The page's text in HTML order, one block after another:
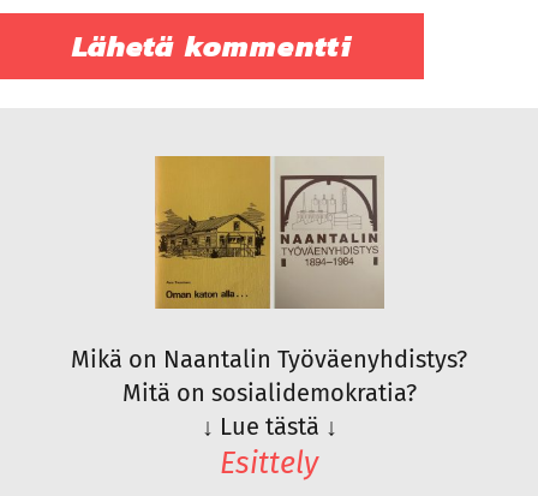
Mikä on Naantalin Työväenyhdistys?
Mitä on sosialidemokratia?
↓ Lue tästä ↓
Esittely